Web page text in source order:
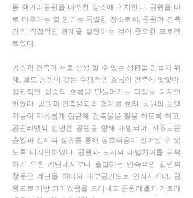
동 책거리공원을 마주한 장소에 위치한다. 공원을 바
로 마주하는 몇 안되는 특별한 장소로써, 공원과 건축
간의 직접적인 관계를 설정하는 것이 중요한 프로젝
트였다.
공원과 건축이 서로 상생 할 수 있는 상황을 만들기 위
해, 철도 공원이 갖는 수평적인 흐름이 건축에 맞닿아,
점진적인 상승의 흐름을 만들어가는 과정을 디자인
하였다. 공원과 건축물과의 경계를 흐려, 공원의 보행
자들이 자유롭게 접근해 건축물을 활용 하도록 하고,
공원레벨의 입면은 공원을 향해 개방되어, 자유로운
출입과 일시적 점유를 통해 상호작용이 일어날 수 있
도록 디자인하였다. 공원과 도시의 레벨차이를 극복
하기 위한 계단에서부터 출발하는 연속적인 입면의
창문은 계단을 하나의 내부공간으로 인식시키며, 공
원으로 개방 되어있음을 드러내고 공원레벨과 가로레